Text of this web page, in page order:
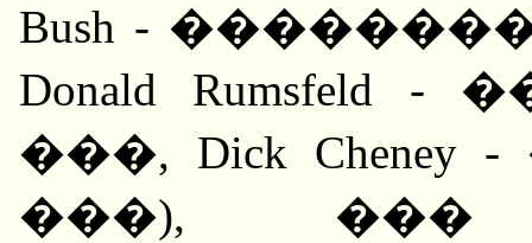
Bush -
Donald
���, Dick
���),